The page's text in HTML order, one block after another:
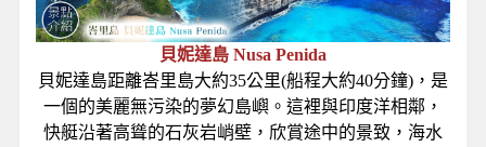
貝妮達島 Nusa Penida
貝妮達島距離峇里島大約35公里(船程大約40分鐘)，是
一個的美麗無污染的夢幻島嶼。這裡與印度洋相鄰，
快艇沿著高聳的石灰岩峭壁，欣賞途中的景致，海水